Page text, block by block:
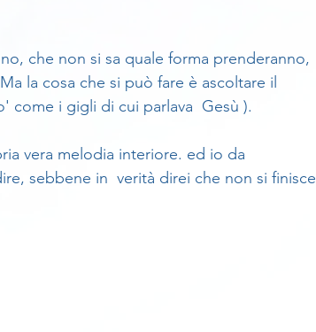
che non si sa quale forma prenderanno,
la cosa che si può fare è ascoltare il
come i gigli di cui parlava  Gesù ).
vera melodia interiore. ed io da
sebbene in  verità direi che non si finisce